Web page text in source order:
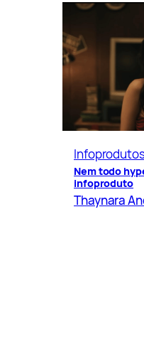
Nem todo
infoproduto
Thaynara